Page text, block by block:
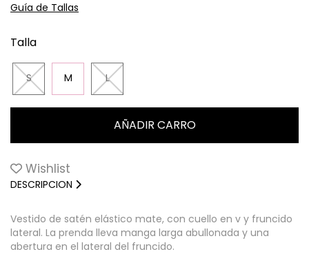
Guía de Tallas
Talla
S M L
Wishlist
DESCRIPCION
Vestido de satén elástico mate, con cuello en v y fruncido
lateral. La prenda lleva manga larga abullonada y una
abertura en el lateral del fruncido.